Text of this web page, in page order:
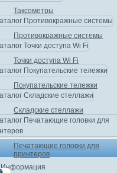
Таксометры
Противокражные системы
Точки доступа Wi Fi
Покупательские тележки
Складские стеллажи
Печатающие головки для
принтеров
Информация